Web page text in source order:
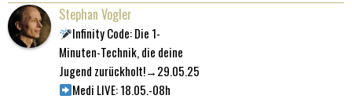
Stephan Vogler
Infinity Code: Die 1-
Minuten-Technik, die deine
Jugend zurückholt!→29.05.25
Medi LIVE: 18.05.-08h